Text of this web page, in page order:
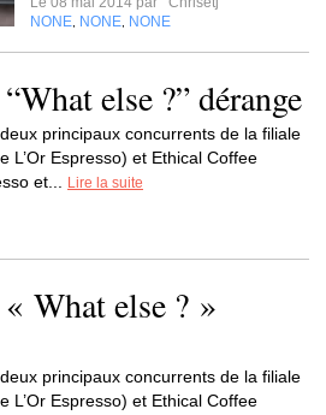
NONE NONE NONE
else ?” dérange
principaux concurrents de la filiale
L’Or Espresso) et Ethical Coffee
et...
Lire la suite
What else ? »
principaux concurrents de la filiale
L’Or Espresso) et Ethical Coffee